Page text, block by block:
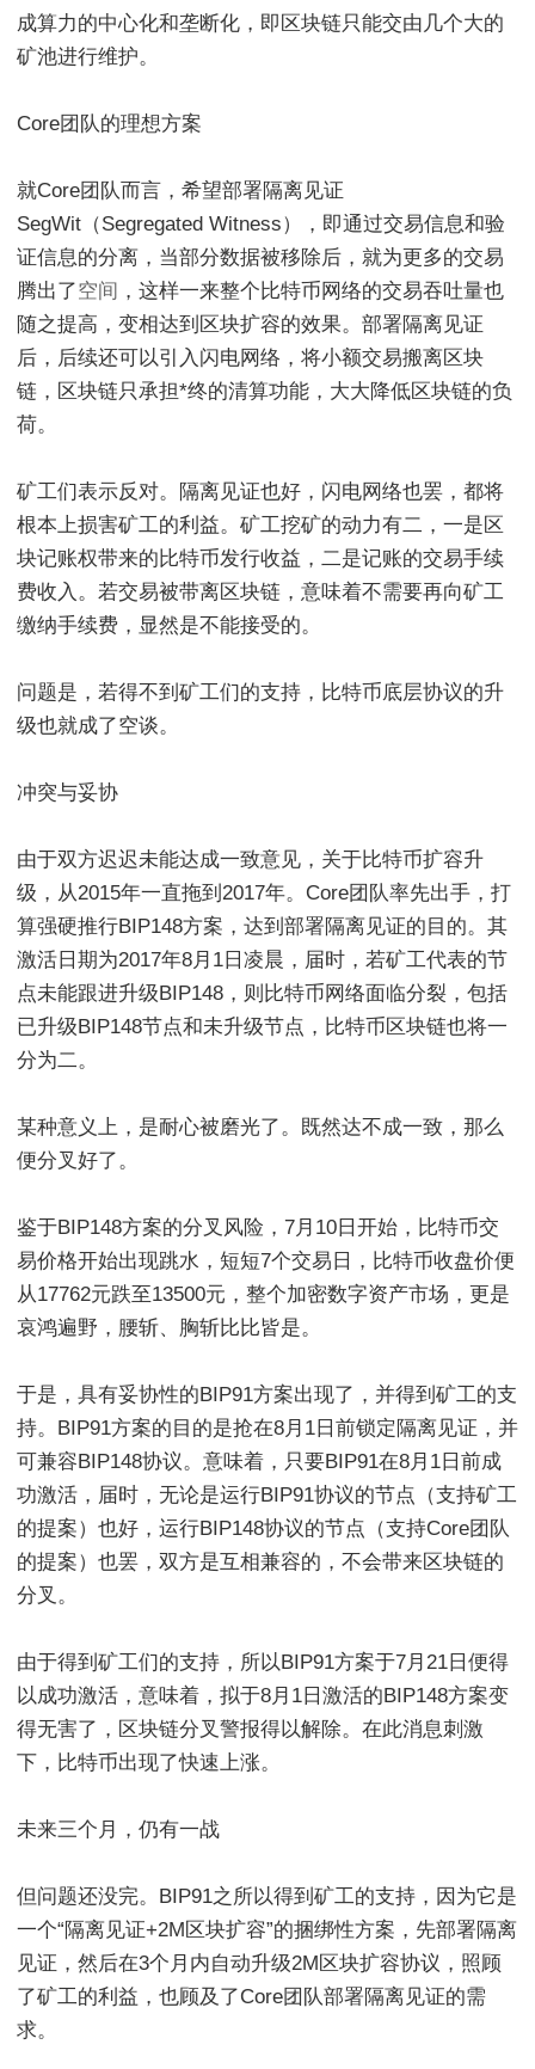
成算力的中心化和垄断化，即区块链只能交由几个大的
矿池进行维护。
Core团队的理想方案
就Core团队而言，希望部署隔离见证
SegWit（Segregated Witness），即通过交易信息和验
证信息的分离，当部分数据被移除后，就为更多的交易
腾出了空间 ，这样一来整个比特币网络的交易吞吐量也
随之提高，变相达到区块扩容的效果。部署隔离见证
后，后续还可以引入闪电网络，将小额交易搬离区块
链，区块链只承担*终的清算功能，大大降低区块链的负
荷。
矿工们表示反对。隔离见证也好，闪电网络也罢，都将
根本上损害矿工的利益。矿工挖矿的动力有二，一是区
块记账权带来的比特币发行收益，二是记账的交易手续
费收入。若交易被带离区块链，意味着不需要再向矿工
缴纳手续费，显然是不能接受的。
问题是，若得不到矿工们的支持，比特币底层协议的升
级也就成了空谈。
冲突与妥协
由于双方迟迟未能达成一致意见，关于比特币扩容升
级，从2015年一直拖到2017年。Core团队率先出手，打
算强硬推行BIP148方案，达到部署隔离见证的目的。其
激活日期为2017年8月1日凌晨，届时，若矿工代表的节
点未能跟进升级BIP148，则比特币网络面临分裂，包括
已升级BIP148节点和未升级节点，比特币区块链也将一
分为二。
某种意义上，是耐心被磨光了。既然达不成一致，那么
便分叉好了。
鉴于BIP148方案的分叉风险，7月10日开始，比特币交
易价格开始出现跳水，短短7个交易日，比特币收盘价便
从17762元跌至13500元，整个加密数字资产市场，更是
哀鸿遍野，腰斩、胸斩比比皆是。
于是，具有妥协性的BIP91方案出现了，并得到矿工的支
持。BIP91方案的目的是抢在8月1日前锁定隔离见证，并
可兼容BIP148协议。意味着，只要BIP91在8月1日前成
功激活，届时，无论是运行BIP91协议的节点（支持矿工
的提案）也好，运行BIP148协议的节点（支持Core团队
的提案）也罢，双方是互相兼容的，不会带来区块链的
分叉。
由于得到矿工们的支持，所以BIP91方案于7月21日便得
以成功激活，意味着，拟于8月1日激活的BIP148方案变
得无害了，区块链分叉警报得以解除。在此消息刺激
下，比特币出现了快速上涨。
未来三个月，仍有一战
但问题还没完。BIP91之所以得到矿工的支持，因为它是
一个“隔离见证+2M区块扩容”的捆绑性方案，先部署隔离
见证，然后在3个月内自动升级2M区块扩容协议，照顾
了矿工的利益，也顾及了Core团队部署隔离见证的需
求。